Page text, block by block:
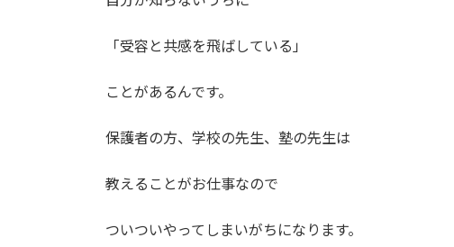
「受容と共感を飛ばしている」
ことがあるんです。
保護者の方、学校の先生、塾の先生は
教えることがお仕事なので
ついついやってしまいがちになります。